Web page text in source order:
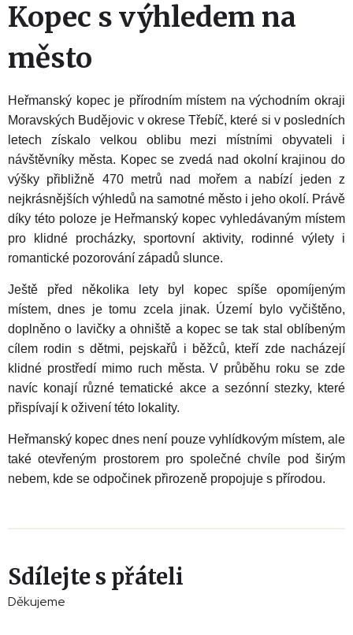
Kopec s výhledem na
město
Heřmanský kopec je přírodním místem na východním okraji
Moravských Budějovic v okrese Třebíč, které si v posledních
letech získalo velkou oblibu mezi místními obyvateli i
návštěvníky města. Kopec se zvedá nad okolní krajinou do
výšky přibližně 470 metrů nad mořem a nabízí jeden z
nejkrásnějších výhledů na samotné město i jeho okolí. Právě
díky této poloze je Heřmanský kopec vyhledávaným místem
pro klidné procházky, sportovní aktivity, rodinné výlety i
romantické pozorování západů slunce.
Ještě před několika lety byl kopec spíše opomíjeným
místem, dnes je tomu zcela jinak. Území bylo vyčištěno,
doplněno o lavičky a ohniště a kopec se tak stal oblíbeným
cílem rodin s dětmi, pejskařů i běžců, kteří zde nacházejí
klidné prostředí mimo ruch města. V průběhu roku se zde
navíc konají různé tematické akce a sezónní stezky, které
přispívají k oživení této lokality.
Heřmanský kopec dnes není pouze vyhlídkovým místem, ale
také otevřeným prostorem pro společné chvíle pod širým
nebem, kde se odpočinek přirozeně propojuje s přírodou.
Sdílejte s přáteli
Děkujeme